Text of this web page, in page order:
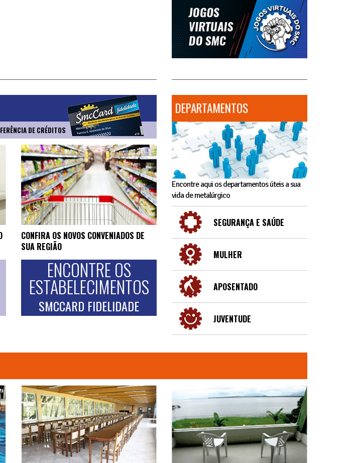
DE CRÉDITOS
CONFIRA OS NOVOS CONVENIADOS DE
SUA REGIÃO
ENCONTRE OS
ESTABELECIMENTOS
SMCCARD FIDELIDADE
DEPARTAMENTOS
Encontre aqui os departamentos úteis a sua
vida de metalúrgico
SEGURANÇA E SAÚDE
MULHER
APOSENTADO
JUVENTUDE